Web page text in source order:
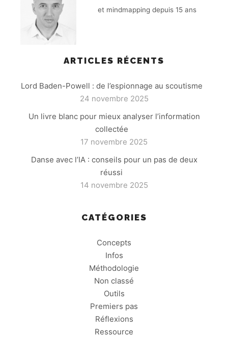
et mindmapping depuis 15 ans
ARTICLES RÉCENTS
Lord Baden-Powell : de l’espionnage au scoutisme
24 novembre 2025
Un livre blanc pour mieux analyser l’information
collectée
17 novembre 2025
Danse avec l’IA : conseils pour un pas de deux
réussi
14 novembre 2025
CATÉGORIES
Concepts
Infos
Méthodologie
Non classé
Outils
Premiers pas
Réflexions
Ressource